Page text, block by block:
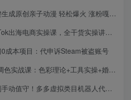
原创亲子动漫 轻松爆火 涨粉嘎嘎猛多种变现方式 日入1000+
海电商实操课，全干货实操讲解，手把手教你做好TK跨境电商
成本项目：代申诉Steam被盗账号
战课：色彩理论+工具实操+婚礼医美/30+实操案例，月接单超2万
值守！多多虚拟类目机器人代运营，月赚 1-5W 有妙招